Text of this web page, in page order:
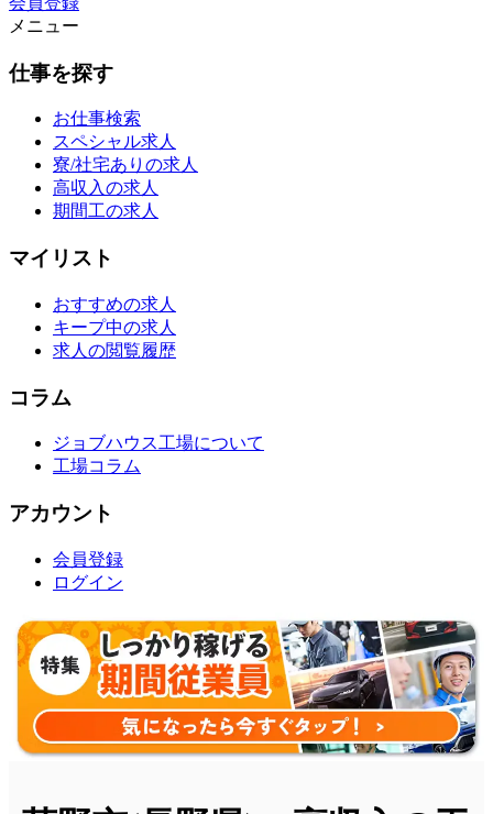
メニュー
仕事を探す
お仕事検索
スペシャル求人
寮/社宅ありの求人
高収入の求人
期間工の求人
マイリスト
おすすめの求人
キープ中の求人
求人の閲覧履歴
コラム
ジョブハウス工場について
工場コラム
アカウント
会員登録
ログイン